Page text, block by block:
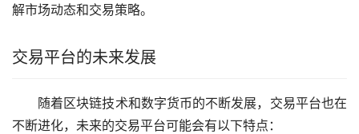
解市场动态和交易策略。
交易平台的未来发展
随着区块链技术和数字货币的不断发展，交易平台也在
不断进化，未来的交易平台可能会有以下特点：